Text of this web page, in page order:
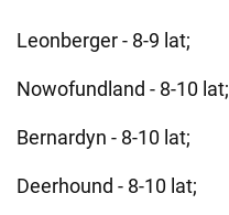
Leonberger - 8-9 lat;
Nowofundland - 8-10 lat;
Bernardyn - 8-10 lat;
Deerhound - 8-10 lat;